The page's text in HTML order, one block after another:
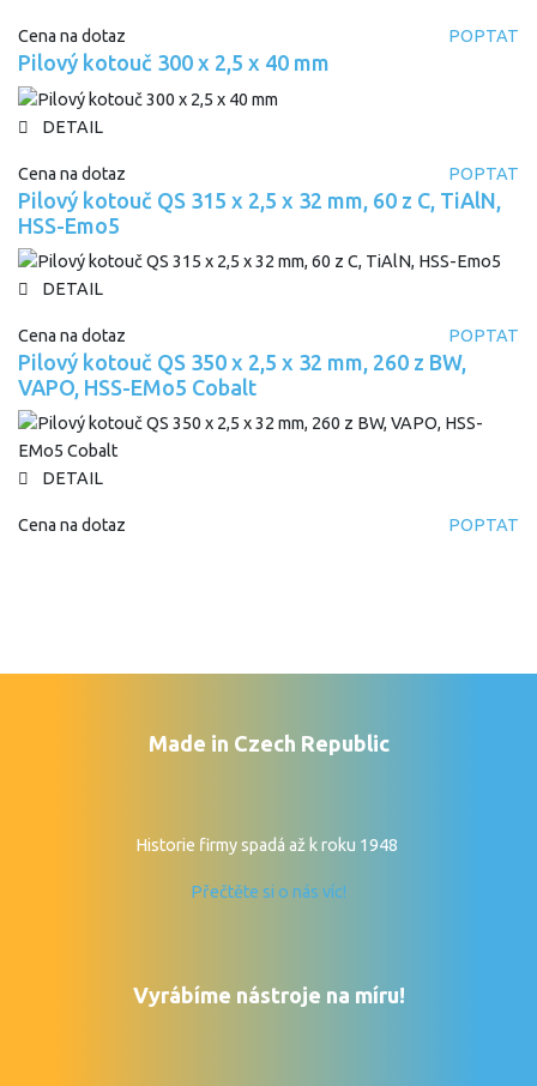
Cena na dotaz POPTAT
Pilový kotouč 300 x 2,5 x 40 mm
DETAIL
Cena na dotaz POPTAT
Pilový kotouč QS 315 x 2,5 x 32 mm, 60 z C, TiAlN,
HSS-Emo5
DETAIL
Cena na dotaz POPTAT
Pilový kotouč QS 350 x 2,5 x 32 mm, 260 z BW,
VAPO, HSS-EMo5 Cobalt
DETAIL
Cena na dotaz POPTAT
Made in Czech Republic
Historie firmy spadá až k roku 1948
Přečtěte si o nás víc!
Vyrábíme nástroje na míru!